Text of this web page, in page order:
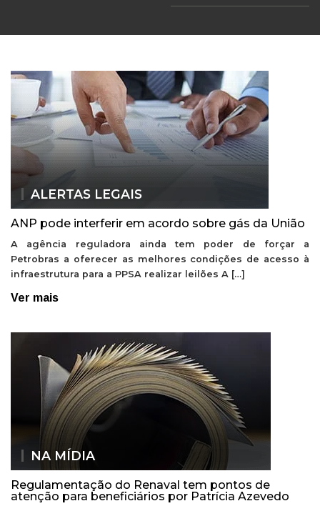
ALERTAS LEGAIS
ANP pode interferir em acordo sobre gás da União
A agência reguladora ainda tem poder de forçar a
Petrobras a oferecer as melhores condições de acesso à
infraestrutura para a PPSA realizar leilões A […]
Ver mais
NA MÍDIA
Regulamentação do Renaval tem pontos de
atenção para beneficiários por Patrícia Azevedo